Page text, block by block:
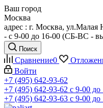
Ваш город
Москва
адрес : г. Москва, ул.Малая
- c 9-00 до 16-00 (СБ-ВС -
Поиск
Сравнение0
Войти
+7 (495) 642-93-62
+7 (495) 642-93-62 c 9-00
+7 (495) 642-93-63 c 9-00